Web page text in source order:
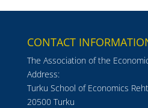
CONTACT
The Association of the
Address:
Turku School of Economics
20500 Turku